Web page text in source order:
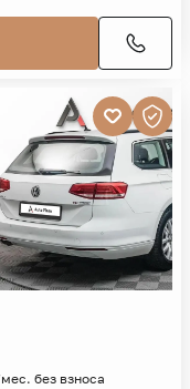
без взноса